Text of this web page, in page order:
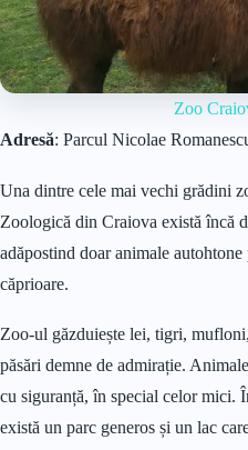
Zoo
Adresă: Parcul Nicolae
Una dintre cele mai vechi grădini
Zoologică din Craiova există încă
adăpostind doar animale
căprioare.
Zoo-ul găzduiește lei, tigri,
păsări demne de admirație.
cu siguranță, în special celor mici.
există un parc generos și un lac